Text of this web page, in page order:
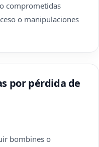
comprometidas
o manipulaciones
por pérdida de
bombines o